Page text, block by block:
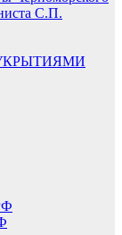
С.П.